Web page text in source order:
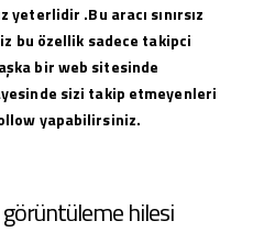
yeterlidir .Bu aracı sınırsız
bu özellik sadece takipci
bir web sitesinde
sizi takip etmeyenleri
yapabilirsiniz.
hilesi